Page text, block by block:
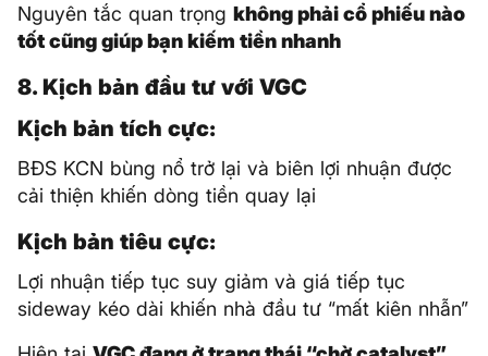
Nguyên tắc quan trọng không phải cổ phiếu nào
tốt cũng giúp bạn kiếm tiền nhanh
8. Kịch bản đầu tư với VGC
Kịch bản tích cực:
BĐS KCN bùng nổ trở lại và biên lợi nhuận được
cải thiện khiến dòng tiền quay lại
Kịch bản tiêu cực:
Lợi nhuận tiếp tục suy giảm và giá tiếp tục
sideway kéo dài khiến nhà đầu tư “mất kiên nhẫn”